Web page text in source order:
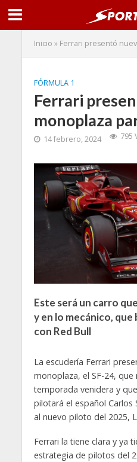
Inicio » Ferrari presentó
FÓRMULA 1
Ferrari
monoplaza
14 febrero, 2024 795
Este será un carro
y en lo mecánico,
con Red Bull
La escudería Ferrari
monoplaza, el SF-24, que
temporada venidera y
pilotará el español Carlos
al nuevo piloto del 2025,
Ferrari la tiene clara y ya
estrategia de pilotos del